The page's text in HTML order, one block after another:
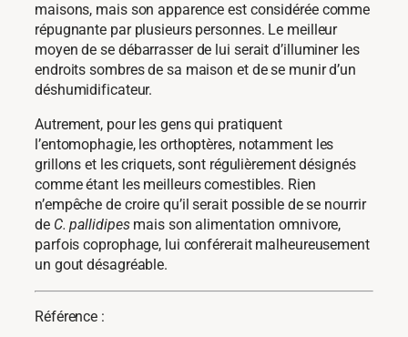
maisons, mais son apparence est considérée comme
répugnante par plusieurs personnes. Le meilleur
moyen de se débarrasser de lui serait d’illuminer les
endroits sombres de sa maison et de se munir d’un
déshumidificateur.
Autrement, pour les gens qui pratiquent
l’entomophagie, les orthoptères, notamment les
grillons et les criquets, sont régulièrement désignés
comme étant les meilleurs comestibles. Rien
n’empêche de croire qu’il serait possible de se nourrir
de C. pallidipesmais son alimentation omnivore,
parfois coprophage, lui conférerait malheureusement
un gout désagréable.
Référence :